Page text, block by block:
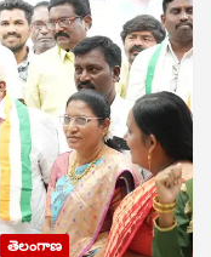
తెలంగాణ